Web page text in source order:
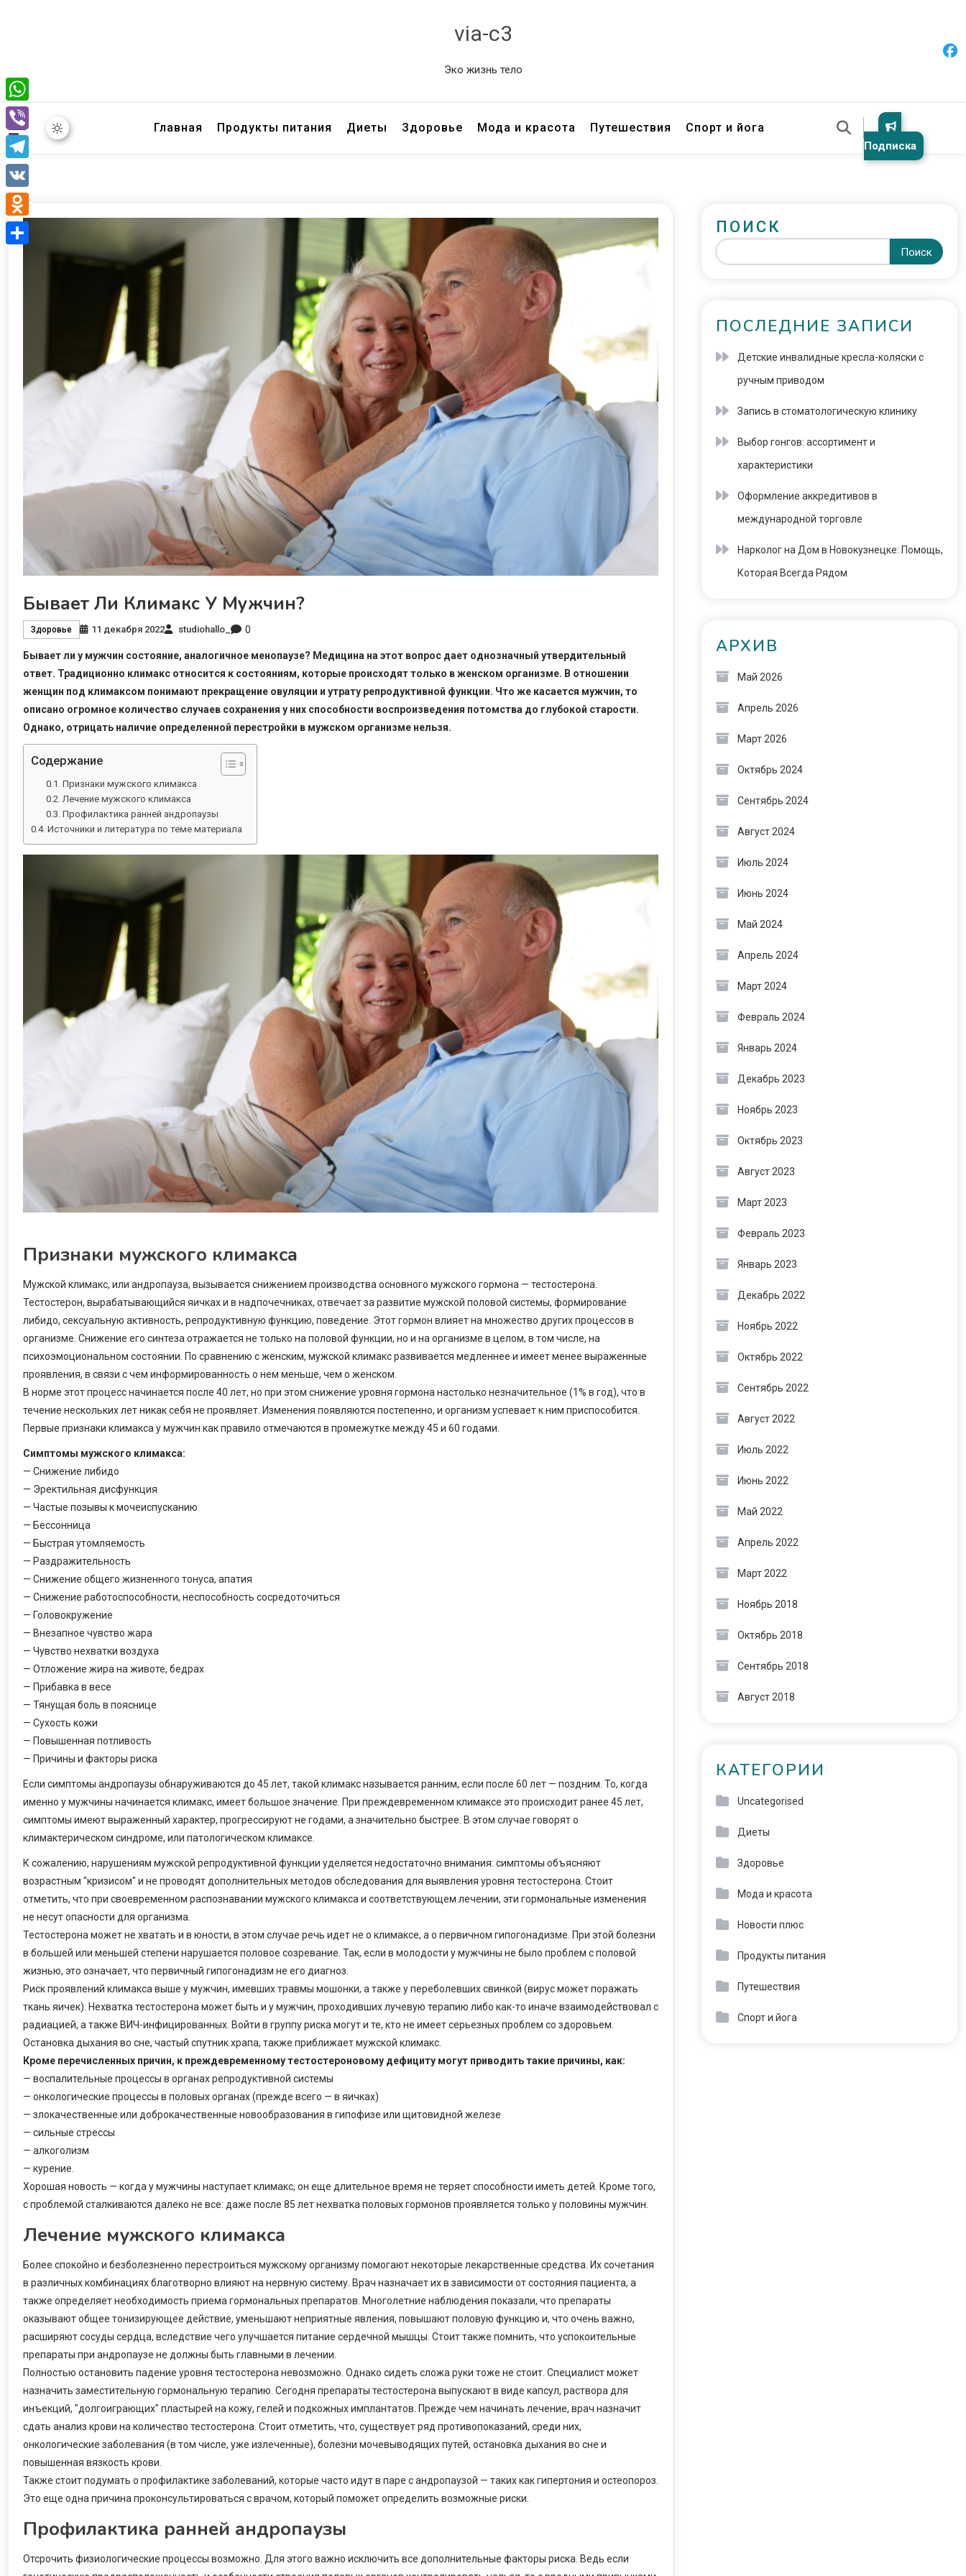
via-c3
Эко жизнь тело
Главная Продукты питания Диеты Здоровье Мода и красота Путешествия Спорт и йога
Подписка
Бывает Ли Климакс У Мужчин?
Здоровье 11 декабря 2022 studiohallo_ 0
Бывает ли у мужчин состояние, аналогичное менопаузе? Медицина на этот вопрос дает однозначный утвердительный
ответ. Традиционно климакс относится к состояниям, которые происходят только в женском организме. В отношении
женщин под климаксом понимают прекращение овуляции и утрату репродуктивной функции. Что же касается мужчин, то
описано огромное количество случаев сохранения у них способности воспроизведения потомства до глубокой старости.
Однако, отрицать наличие определенной перестройки в мужском организме нельзя.
Содержание
Признаки мужского климакса
Лечение мужского климакса
Профилактика ранней андропаузы
Источники и литература по теме материала
Признаки мужского климакса
Мужской климакс, или андропауза, вызывается снижением производства основного мужского гормона — тестостерона.
Тестостерон, вырабатывающийся яичках и в надпочечниках, отвечает за развитие мужской половой системы, формирование
либидо, сексуальную активность, репродуктивную функцию, поведение. Этот гормон влияет на множество других процессов в
организме. Снижение его синтеза отражается не только на половой функции, но и на организме в целом, в том числе, на
психоэмоциональном состоянии. По сравнению с женским, мужской климакс развивается медленнее и имеет менее выраженные
проявления, в связи с чем информированность о нем меньше, чем о женском.
В норме этот процесс начинается после 40 лет, но при этом снижение уровня гормона настолько незначительное (1% в год), что в
течение нескольких лет никак себя не проявляет. Изменения появляются постепенно, и организм успевает к ним приспособится.
Первые признаки климакса у мужчин как правило отмечаются в промежутке между 45 и 60 годами.
Симптомы мужского климакса:
— Снижение либидо
— Эректильная дисфункция
— Частые позывы к мочеиспусканию
— Бессонница
— Быстрая утомляемость
— Раздражительность
— Снижение общего жизненного тонуса, апатия
— Снижение работоспособности, неспособность сосредоточиться
— Головокружение
— Внезапное чувство жара
— Чувство нехватки воздуха
— Отложение жира на животе, бедрах
— Прибавка в весе
— Тянущая боль в пояснице
— Сухость кожи
— Повышенная потливость
— Причины и факторы риска
Если симптомы андропаузы обнаруживаются до 45 лет, такой климакс называется ранним, если после 60 лет — поздним. То, когда
именно у мужчины начинается климакс, имеет большое значение. При преждевременном климаксе это происходит ранее 45 лет,
симптомы имеют выраженный характер, прогрессируют не годами, а значительно быстрее. В этом случае говорят о
климактерическом синдроме, или патологическом климаксе.
К сожалению, нарушениям мужской репродуктивной функции уделяется недостаточно внимания: симптомы объясняют
возрастным "кризисом" и не проводят дополнительных методов обследования для выявления уровня тестостерона. Стоит
отметить, что при своевременном распознавании мужского климакса и соответствующем лечении, эти гормональные изменения
не несут опасности для организма.
Тестостерона может не хватать и в юности, в этом случае речь идет не о климаксе, а о первичном гипогонадизме. При этой болезни
в большей или меньшей степени нарушается половое созревание. Так, если в молодости у мужчины не было проблем с половой
жизнью, это означает, что первичный гипогонадизм не его диагноз.
Риск проявлений климакса выше у мужчин, имевших травмы мошонки, а также у переболевших свинкой (вирус может поражать
ткань яичек). Нехватка тестостерона может быть и у мужчин, проходивших лучевую терапию либо как-то иначе взаимодействовал с
радиацией, а также ВИЧ-инфицированных. Войти в группу риска могут и те, кто не имеет серьезных проблем со здоровьем.
Остановка дыхания во сне, частый спутник храпа, также приближает мужской климакс.
Кроме перечисленных причин, к преждевременному тестостероновому дефициту могут приводить такие причины, как:
— воспалительные процессы в органах репродуктивной системы
— онкологические процессы в половых органах (прежде всего — в яичках)
— злокачественные или доброкачественные новообразования в гипофизе или щитовидной железе
— сильные стрессы
— алкоголизм
— курение.
Хорошая новость — когда у мужчины наступает климакс, он еще длительное время не теряет способности иметь детей. Кроме того,
с проблемой сталкиваются далеко не все: даже после 85 лет нехватка половых гормонов проявляется только у половины мужчин.
Лечение мужского климакса
Более спокойно и безболезненно перестроиться мужскому организму помогают некоторые лекарственные средства. Их сочетания
в различных комбинациях благотворно влияют на нервную систему. Врач назначает их в зависимости от состояния пациента, а
также определяет необходимость приема гормональных препаратов. Многолетние наблюдения показали, что препараты
оказывают общее тонизирующее действие, уменьшают неприятные явления, повышают половую функцию и, что очень важно,
расширяют сосуды сердца, вследствие чего улучшается питание сердечной мышцы. Стоит также помнить, что успокоительные
препараты при андропаузе не должны быть главными в лечении.
Полностью остановить падение уровня тестостерона невозможно. Однако сидеть сложа руки тоже не стоит. Специалист может
назначить заместительную гормональную терапию. Сегодня препараты тестостерона выпускают в виде капсул, раствора для
инъекций, "долгоиграющих" пластырей на кожу, гелей и подкожных имплантатов. Прежде чем начинать лечение, врач назначит
сдать анализ крови на количество тестостерона. Стоит отметить, что, существует ряд противопоказаний, среди них,
онкологические заболевания (в том числе, уже излеченные), болезни мочевыводящих путей, остановка дыхания во сне и
повышенная вязкость крови.
Также стоит подумать о профилактике заболеваний, которые часто идут в паре с андропаузой — таких как гипертония и остеопороз.
Это еще одна причина проконсультироваться с врачом, который поможет определить возможные риски.
Профилактика ранней андропаузы
Отсрочить физиологические процессы возможно. Для этого важно исключить все дополнительные факторы риска. Ведь если
ПОИСК
Поиск
ПОСЛЕДНИЕ ЗАПИСИ
Детские инвалидные кресла-коляски с
ручным приводом
Запись в стоматологическую клинику
Выбор гонгов: ассортимент и
характеристики
Оформление аккредитивов в
международной торговле
Нарколог на Дом в Новокузнецке: Помощь,
Которая Всегда Рядом
АРХИВ
Май 2026
Апрель 2026
Март 2026
Октябрь 2024
Сентябрь 2024
Август 2024
Июль 2024
Июнь 2024
Май 2024
Апрель 2024
Март 2024
Февраль 2024
Январь 2024
Декабрь 2023
Ноябрь 2023
Октябрь 2023
Август 2023
Март 2023
Февраль 2023
Январь 2023
Декабрь 2022
Ноябрь 2022
Октябрь 2022
Сентябрь 2022
Август 2022
Июль 2022
Июнь 2022
Май 2022
Апрель 2022
Март 2022
Ноябрь 2018
Октябрь 2018
Сентябрь 2018
Август 2018
КАТЕГОРИИ
Uncategorised
Диеты
Здоровье
Мода и красота
Новости плюс
Продукты питания
Путешествия
Спорт и йога
WhatsApp
Viber
Telegram
VK
Odnoklassniki
Отправить